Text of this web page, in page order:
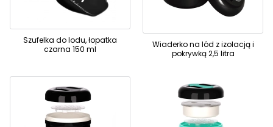
Szufelka do lodu, łopatka
czarna 150 ml
Wiaderko na lód z izolacją i
pokrywką 2,5 litra